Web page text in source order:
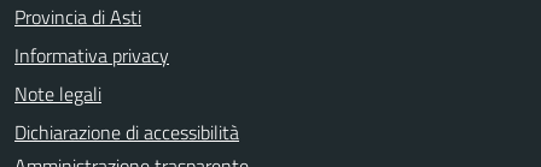
Provincia di Asti
Informativa privacy
Note legali
Dichiarazione di accessibilità